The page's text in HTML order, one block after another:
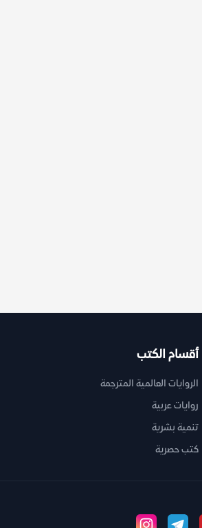
أقسام الكتب
الروايات العالمية المترجمة
روايات عربية
تنمية بشرية
كتب حصرية